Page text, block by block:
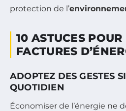
protection de l’
10 ASTUCES
FACTURES
ADOPTEZ DES GESTES
QUOTIDIEN
Économiser de l’énergie ne